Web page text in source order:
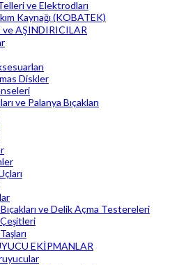
ve Elektrodları
Kaynağı (KOBATEK)
ve AŞINDIRICILAR
Diskler
ve Palanya Bıçakları
ve Delik Açma Testereleri
Çeşitleri
EKİPMANLAR